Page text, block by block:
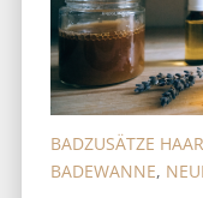
BADZUSÄTZE
BADEWANNE,